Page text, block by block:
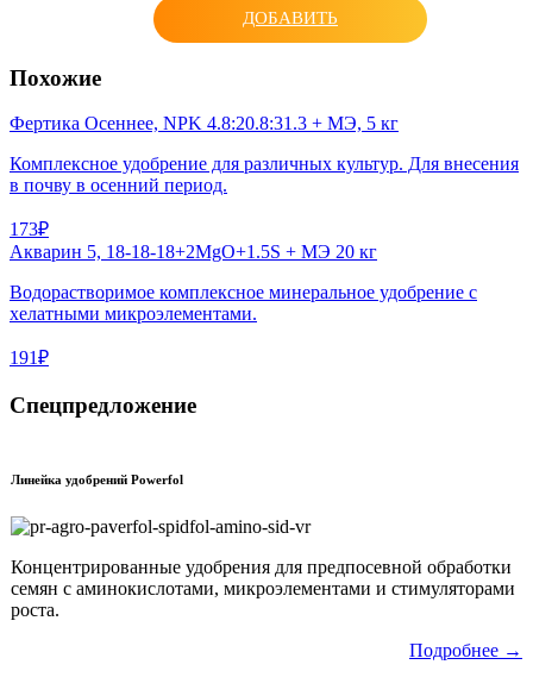
ДОБАВИТЬ
Похожие
Фертика Осеннее, NPK 4.8:20.8:31.3 + МЭ, 5 кг
Комплексное удобрение для различных культур. Для внесения
в почву в осенний период.
173₽
Акварин 5, 18-18-18+2MgO+1.5S + МЭ 20 кг
Водорастворимое комплексное минеральное удобрение с
хелатными микроэлементами.
191₽
Спецпредложение
Линейка удобрений Powerfol
Концентрированные удобрения для предпосевной обработки
семян с аминокислотами, микроэлементами и стимуляторами
роста.
Подробнее →